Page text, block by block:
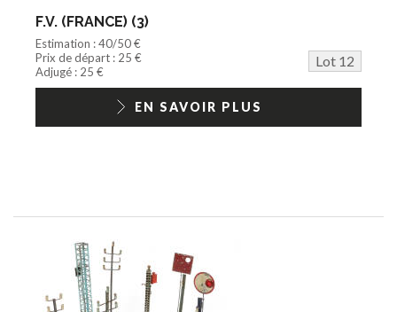
F.V. (FRANCE) (3)
Estimation : 40/50 €
Prix de départ : 25 €
Lot 12
Adjugé : 25 €
EN SAVOIR PLUS